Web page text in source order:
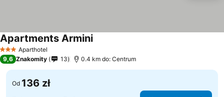
3 KategoriaAparthotel
Apartments Armini
9,6 Znakomity 13 0.4 km do: Centrum
Od 136 zł